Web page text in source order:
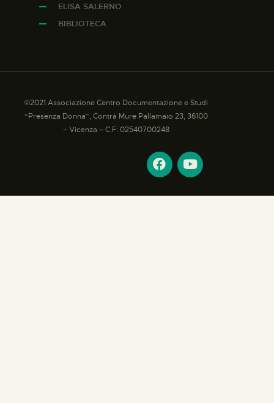
ELISA SALERNO
BIBLIOTECA
©2021 Associazione Centro Documentazione e Studi
“Presenza Donna”, Contrà Mure Pallamaio 23, 36100
– Vicenza – C.F: 02540700248